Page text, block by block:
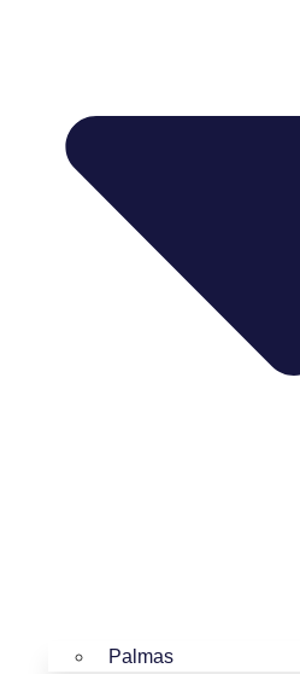
Palmas